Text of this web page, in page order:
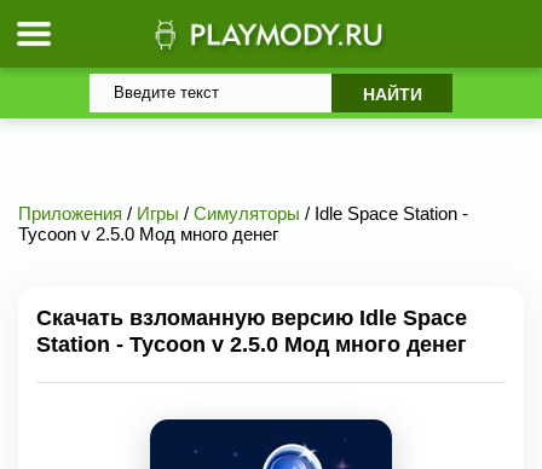
Приложения / Игры / Симуляторы / Idle Space Station -
Tycoon v 2.5.0 Мод много денег
Скачать взломанную версию Idle Space
Station - Tycoon v 2.5.0 Мод много денег